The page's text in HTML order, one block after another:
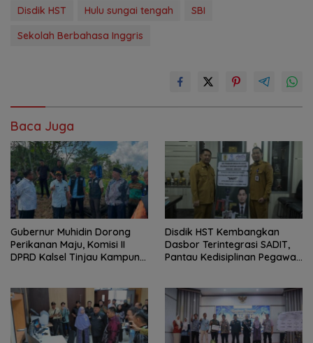
Disdik HST Hulu sungai tengah
SBI
Sekolah Berbahasa Inggris
Baca Juga
Gubernur Muhidin Dorong
Perikanan Maju, Komisi II
DPRD Kalsel Tinjau Kampung
Disdik HST Kembangkan
Dasbor Terintegrasi SADIT,
Pantau Kedisiplinan Pegawai